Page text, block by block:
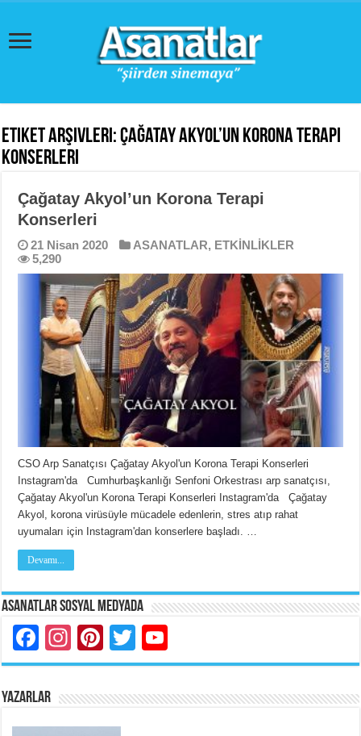
Etiket Arşivleri:Çağatay Akyol’un Korona Terapi
Konserleri
Çağatay Akyol’un Korona Terapi
Konserleri
21 Nisan 2020 ASANATLAR, ETKİNLİKLER
5,290
CSO Arp Sanatçısı Çağatay Akyol'un Korona Terapi Konserleri
Instagram'da Cumhurbaşkanlığı Senfoni Orkestrası arp sanatçısı,
Çağatay Akyol'un Korona Terapi Konserleri Instagram'da Çağatay
Akyol, korona virüsüyle mücadele edenlerin, stres atıp rahat
uyumaları için Instagram'dan konserlere başladı. …
Devamı...
Asanatlar Sosyal Medyada
Facebook
Instagram
Pinterest
Twitter
YAZARLAR